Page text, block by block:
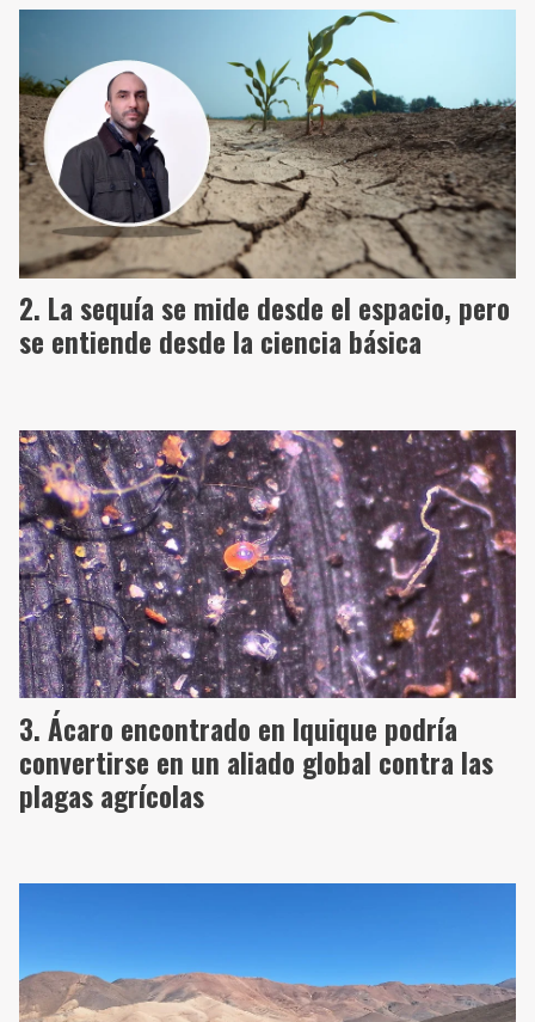
La sequía se mide desde el espacio, pero
se entiende desde la ciencia básica
Ácaro encontrado en Iquique podría
convertirse en un aliado global contra las
plagas agrícolas